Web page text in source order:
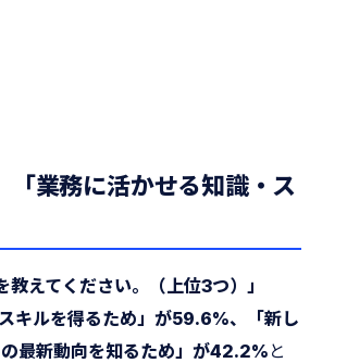
業務に活かせる知識・ス
えてください。（上位3つ）」
キルを得るため」が59.6%、「新し
最新動向を知るため」が42.2% と